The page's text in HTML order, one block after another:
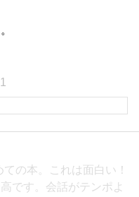
の本。これは面白い！
です。会話がテンポよ